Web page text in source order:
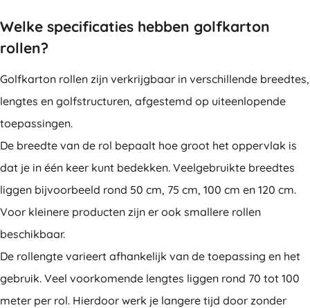
Welke specificaties hebben golfkarton
rollen?
Golfkarton rollen zijn verkrijgbaar in verschillende breedtes,
lengtes en golfstructuren, afgestemd op uiteenlopende
toepassingen.
De breedte van de rol bepaalt hoe groot het oppervlak is
dat je in één keer kunt bedekken. Veelgebruikte breedtes
liggen bijvoorbeeld rond 50 cm, 75 cm, 100 cm en 120 cm.
Voor kleinere producten zijn er ook smallere rollen
beschikbaar.
De rollengte varieert afhankelijk van de toepassing en het
gebruik. Veel voorkomende lengtes liggen rond 70 tot 100
meter per rol. Hierdoor werk je langere tijd door zonder